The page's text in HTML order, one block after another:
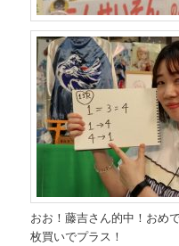
おお！藤吉さん的中！おめ
枚買いでプラス！